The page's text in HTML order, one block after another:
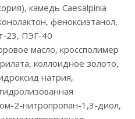
камедь Caesalpinia
феноксиэтанол,
23, ПЭГ-40
масло, кроссполимер
коллоидное золото,
натрия,
2-нитропропан-1,3-диол,